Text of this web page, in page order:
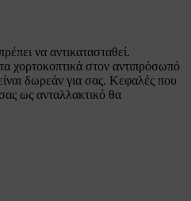
να αντικατασταθεί.
χορτοκοπτικά στον αντιπρόσωπό
δωρεάν για σας. Κεφαλές που
ως ανταλλακτικό θα